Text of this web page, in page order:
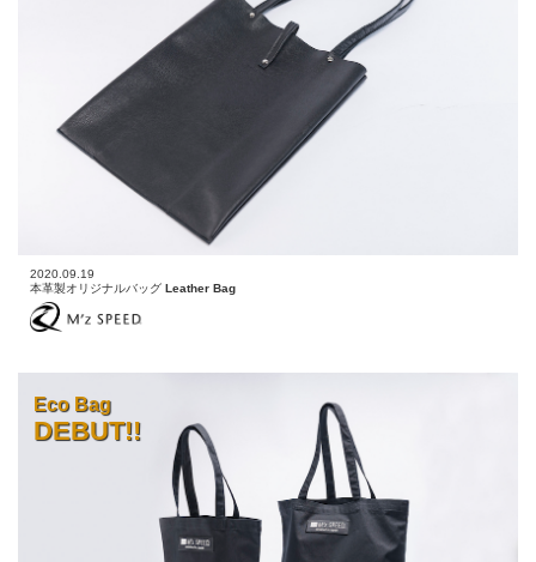
2020.09.19
本革製オリジナルバッグ Leather Bag
Eco Bag
DEBUT!!